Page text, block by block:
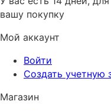
вашу покупку
Мой аккаунт
Войти
Создать учетную
Магазин